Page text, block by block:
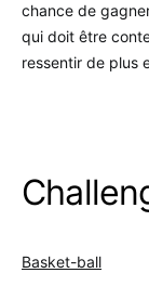
chance de
qui doit être
ressentir de plus
Basket-ball